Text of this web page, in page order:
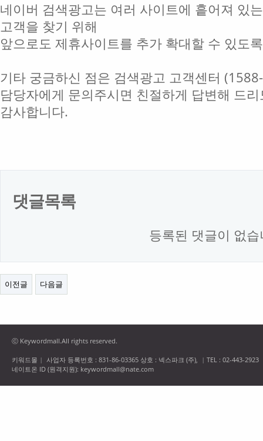
네이버 검색광고는 여러 사이트에 흩어져 있
고객을 찾기 위해
앞으로도 제휴사이트를 추가 확대할 수 있도
기타 궁금하신 점은 검색광고 고객센터
담당자에게 문의주시면 친절하게 답변해 드
감사합니다.
댓글목록
등록된 댓글이 없
이전글 다음글
ⓒ Keywordmall.All rights reserved.
키워드몰 | 사업자 등록번호 : 831-86-03365 상호 : 넥스파크 (주), | TEL : 02-443-2923
네이트온 ID (원격지원): keywordmall@nate.com